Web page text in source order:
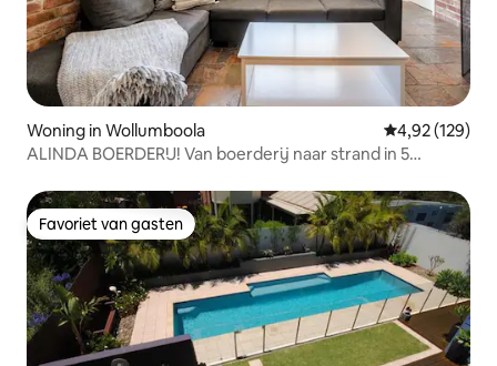
Woning in Wollumboola Gemiddelde
4,92 (129)
ALINDA BOERDERIJ! Van boerderij naar strand in 5
Favoriet van gasten
Favoriet van gasten